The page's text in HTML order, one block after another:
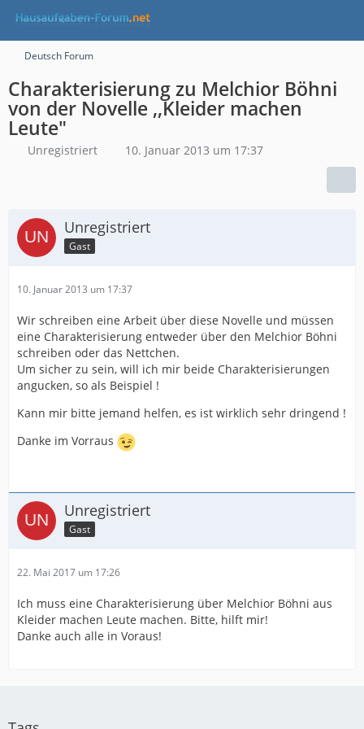
Deutsch Forum
Charakterisierung zu Melchior Böhni
von der Novelle ,,Kleider machen
Leute"
Unregistriert 10. Januar 2013 um 17:37
Unregistriert
Gast
10. Januar 2013 um 17:37
Wir schreiben eine Arbeit über diese Novelle und müssen
eine Charakterisierung entweder über den Melchior Böhni
schreiben oder das Nettchen.
Um sicher zu sein, will ich mir beide Charakterisierungen
angucken, so als Beispiel !
Kann mir bitte jemand helfen, es ist wirklich sehr dringend !
Danke im Vorraus
Unregistriert
Gast
22. Mai 2017 um 17:26
Ich muss eine Charakterisierung über Melchior Böhni aus
Kleider machen Leute machen. Bitte, hilft mir!
Danke auch alle in Voraus!